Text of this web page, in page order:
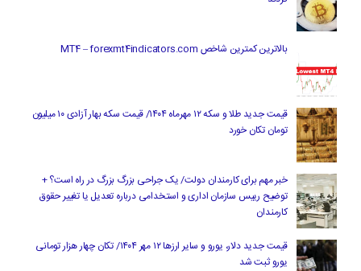
بالاترین کمترین شاخص MT4 – forexmt4indicators.com
قیمت جدید طلا و سکه ۱۲ مهرماه ۱۴۰۴/ قیمت سکه بهار آزادی ۱۰ میلیون
تومان تکان خورد
خبر مهم برای کارمندان دولت/ یک جراحی بزرگ بزرگ در راه است؟ +
توضیح رییس سازمان اداری و استخدامی درباره تعدیل یا تغییر حقوق
کارمندان
قیمت جدید دلار، یورو و سایر ارزها ۱۲ مهر ۱۴۰۴/ تکان چهار هزار تومانی
یورو ثبت شد